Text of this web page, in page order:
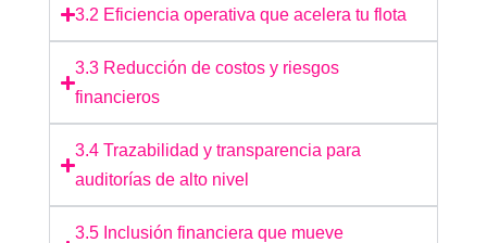
3.2 Eficiencia operativa que acelera tu flota
3.3 Reducción de costos y riesgos
financieros
3.4 Trazabilidad y transparencia para
auditorías de alto nivel
3.5 Inclusión financiera que mueve